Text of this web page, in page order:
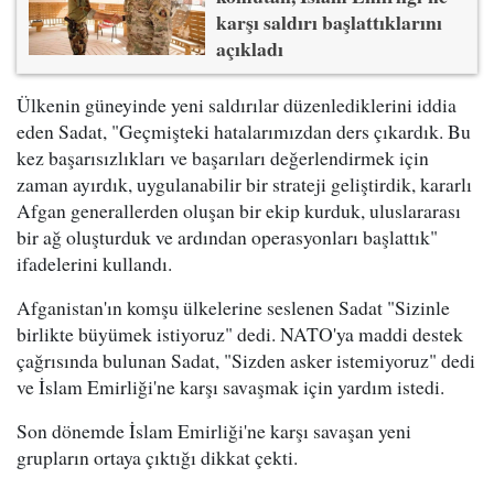
karşı saldırı başlattıklarını
açıkladı
Ülkenin güneyinde yeni saldırılar düzenlediklerini iddia
eden Sadat, "Geçmişteki hatalarımızdan ders çıkardık. Bu
kez başarısızlıkları ve başarıları değerlendirmek için
zaman ayırdık, uygulanabilir bir strateji geliştirdik, kararlı
Afgan generallerden oluşan bir ekip kurduk, uluslararası
bir ağ oluşturduk ve ardından operasyonları başlattık"
ifadelerini kullandı.
Afganistan'ın komşu ülkelerine seslenen Sadat "Sizinle
birlikte büyümek istiyoruz" dedi. NATO'ya maddi destek
çağrısında bulunan Sadat, "Sizden asker istemiyoruz" dedi
ve İslam Emirliği'ne karşı savaşmak için yardım istedi.
Son dönemde İslam Emirliği'ne karşı savaşan yeni
grupların ortaya çıktığı dikkat çekti.